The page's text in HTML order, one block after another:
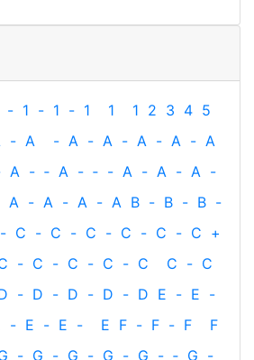
- 1 - 1 - 1 1 1 2 3 4 5
- A - A - A - A - A - A
A - ‐ A - ‐ - A - A - A -
A - A - A - A B - B - B -
- C - C - C - C - C - C +
- C - C - C - C C - C
- D - D - D - D E - E -
- E - E - E F - F - F
F
- G - G - G - G - ‐ G -